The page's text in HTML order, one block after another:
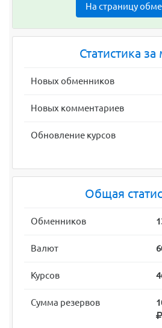
На страницу
Статистика за
Новых обменников
Новых комментариев
Обновление курсов
Общая
Обменников
Валют
Курсов
Сумма резервов